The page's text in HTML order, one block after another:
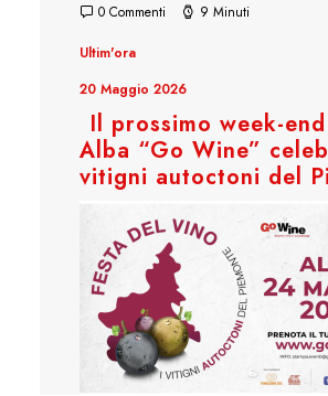
0 Commenti 9 Minuti
Ultim'ora
20 Maggio 2026
Il prossimo week-
Alba “Go Wine”
vitigni autoctoni del